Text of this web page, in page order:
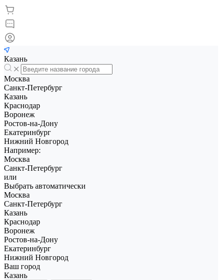
Казань
Москва
Санкт-Петербург
Казань
Краснодар
Воронеж
Ростов-на-Дону
Екатеринбург
Нижний Новгород
Например:
Москва
Санкт-Петербург
или
Выбрать автоматически
Москва
Санкт-Петербург
Казань
Краснодар
Воронеж
Ростов-на-Дону
Екатеринбург
Нижний Новгород
Ваш город
Казань